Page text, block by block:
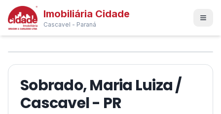
Imobiliária Cidade
Cascavel - Paraná
❮ ❯
1/12
Sobrado, Maria Luiza /
Cascavel - PR